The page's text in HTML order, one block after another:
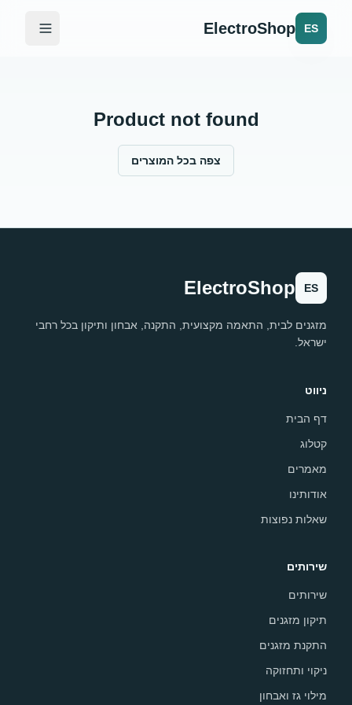
ES
ElectroShop
Product not found
צפה בכל המוצרים
ES
ElectroShop
מזגנים לבית, התאמה מקצועית, התקנה, אבחון ותיקון בכל רחבי
ישראל.
ניווט
דף הבית
קטלוג
מאמרים
אודותינו
שאלות נפוצות
שירותים
שירותים
תיקון מזגנים
התקנת מזגנים
ניקוי ותחזוקה
מילוי גז ואבחון